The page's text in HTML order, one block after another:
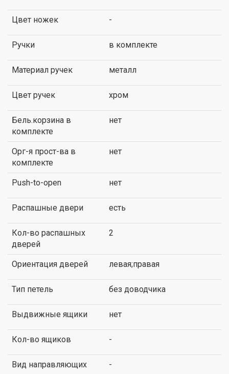
Цвет ножек -
Ручки в комплекте
Материал ручек металл
Цвет ручек хром
Бель.корзина в
комплекте
нет
Орг-я прост-ва в
комплекте
нет
Push-to-open нет
Распашные двери есть
Кол-во распашных
дверей
2
Ориентация дверей левая;правая
Тип петель без доводчика
Выдвижные ящики нет
Кол-во ящиков -
Вид направляющих -